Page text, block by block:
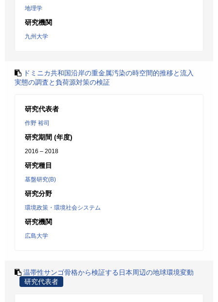
地理学
研究機関
九州大学
ドミニカ共和国沿岸の重金属汚染の時空間的推移と流入
実態の調査と負荷源対策の検証
研究代表者
作野 裕司
研究期間 (年度)
2016 – 2018
研究種目
基盤研究(B)
研究分野
環境政策・環境社会システム
研究機関
広島大学
温帯性サンゴ骨格から検証する日本周辺の地球環境変動
研究代表者